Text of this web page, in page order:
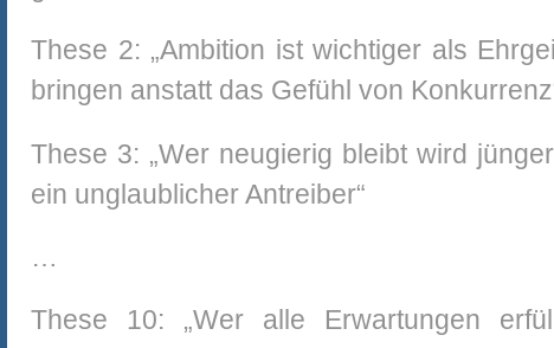
These 2: „Ambition ist wichtiger als
bringen anstatt das Gefühl von
These 3: „Wer neugierig bleibt wird
ein unglaublicher Antreiber“
…
These 10: „Wer alle Erwartungen